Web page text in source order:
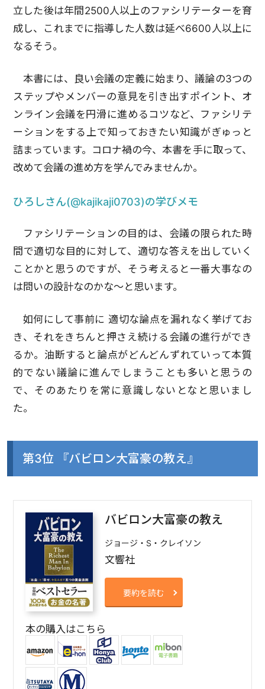
立した後は年間2500人以上のファシリテーターを育
成し、これまでに指導した人数は延べ6600人以上に
なるそう。
本書には、良い会議の定義に始まり、議論の3つの
ステップやメンバーの意見を引き出すポイント、オ
ンライン会議を円滑に進めるコツなど、ファシリテ
ーションをする上で知っておきたい知識がぎゅっと
詰まっています。コロナ禍の今、本書を手に取って、
改めて会議の進め方を学んでみませんか。
ひろしさん(@kajikaji0703)の学びメモ
ファシリテーションの目的は、会議の限られた時
間で適切な目的に対して、適切な答えを出していく
ことかと思うのですが、そう考えると一番大事なの
は問いの設計なのかな～と思います。
如何にして事前に 適切な論点を漏れなく挙げてお
き、それをきちんと押さえ続ける会議の進行ができ
るか。油断すると論点がどんどんずれていって本質
的でない議論に進んでしまうことも多いと思うの
で、そのあたりを常に意識しないとなと思いまし
た。
第3位 『バビロン大富豪の教え』
バビロン大富豪の教え
ジョージ・S・クレイソン
文響社
要約を読む
本の購入はこちら